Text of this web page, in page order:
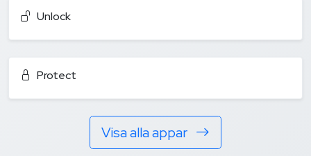
Unlock
Protect
Visa alla appar